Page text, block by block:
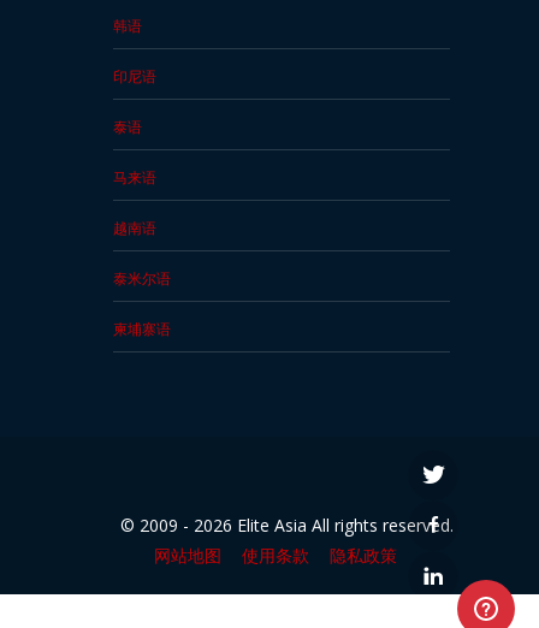
韩语
印尼语
泰语
马来语
越南语
泰米尔语
柬埔寨语
© 2009 - 2026 Elite Asia All rights reserved.
网站地图
使用条款 隐私政策